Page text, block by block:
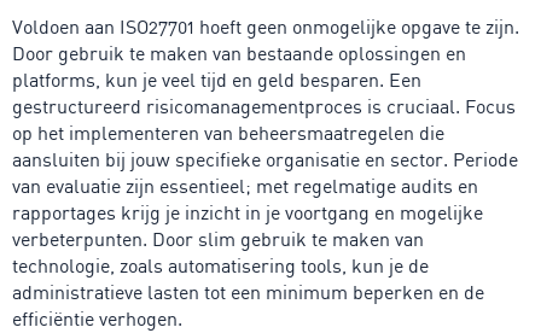
Voldoen aan ISO27701 hoeft geen onmogelijke opgave te zijn.
Door gebruik te maken van bestaande oplossingen en
platforms, kun je veel tijd en geld besparen. Een
gestructureerd risicomanagementproces is cruciaal. Focus
op het implementeren van beheersmaatregelen die
aansluiten bij jouw specifieke organisatie en sector. Periode
van evaluatie zijn essentieel; met regelmatige audits en
rapportages krijg je inzicht in je voortgang en mogelijke
verbeterpunten. Door slim gebruik te maken van
technologie, zoals automatisering tools, kun je de
administratieve lasten tot een minimum beperken en de
efficiëntie verhogen.